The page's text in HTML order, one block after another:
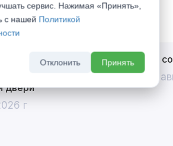
Дополнительная
двери при
двери
г
Divilux
До 31
сервис. Нажимая «Принять»,
с нашей Политикой
Отклонить Принять